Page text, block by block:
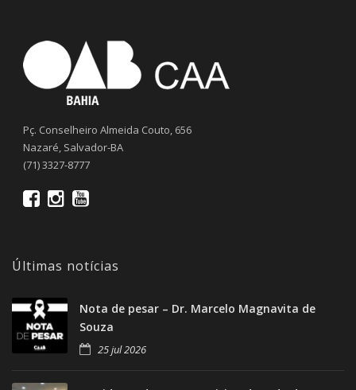
Pç. Conselheiro Almeida Couto, 656
Nazaré, Salvador-BA
(71) 3327-8777
Últimas notícias
Nota de pesar – Dr. Marcelo Magnavita de
Souza
25 jul 2026